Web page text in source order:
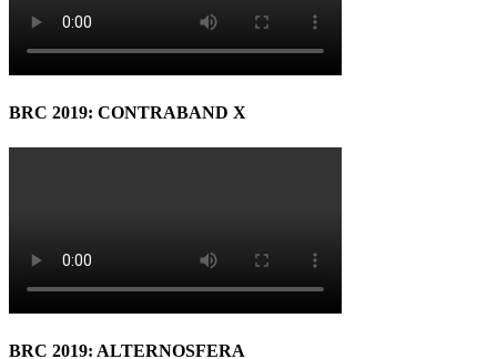
BRC 2019: CONTRABAND X
BRC 2019: ALTERNOSFERA